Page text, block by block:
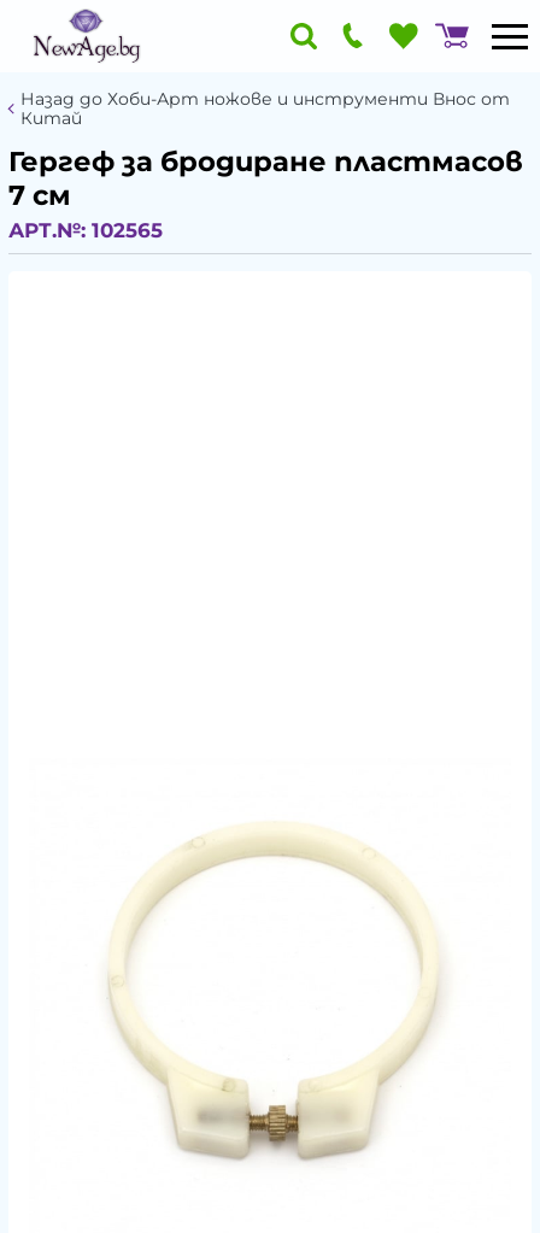
Назад до Хоби-Арт ножове и инструменти Внос от
Китай
Гергеф за бродиране пластмасов
7 см
АРТ.№: 102565